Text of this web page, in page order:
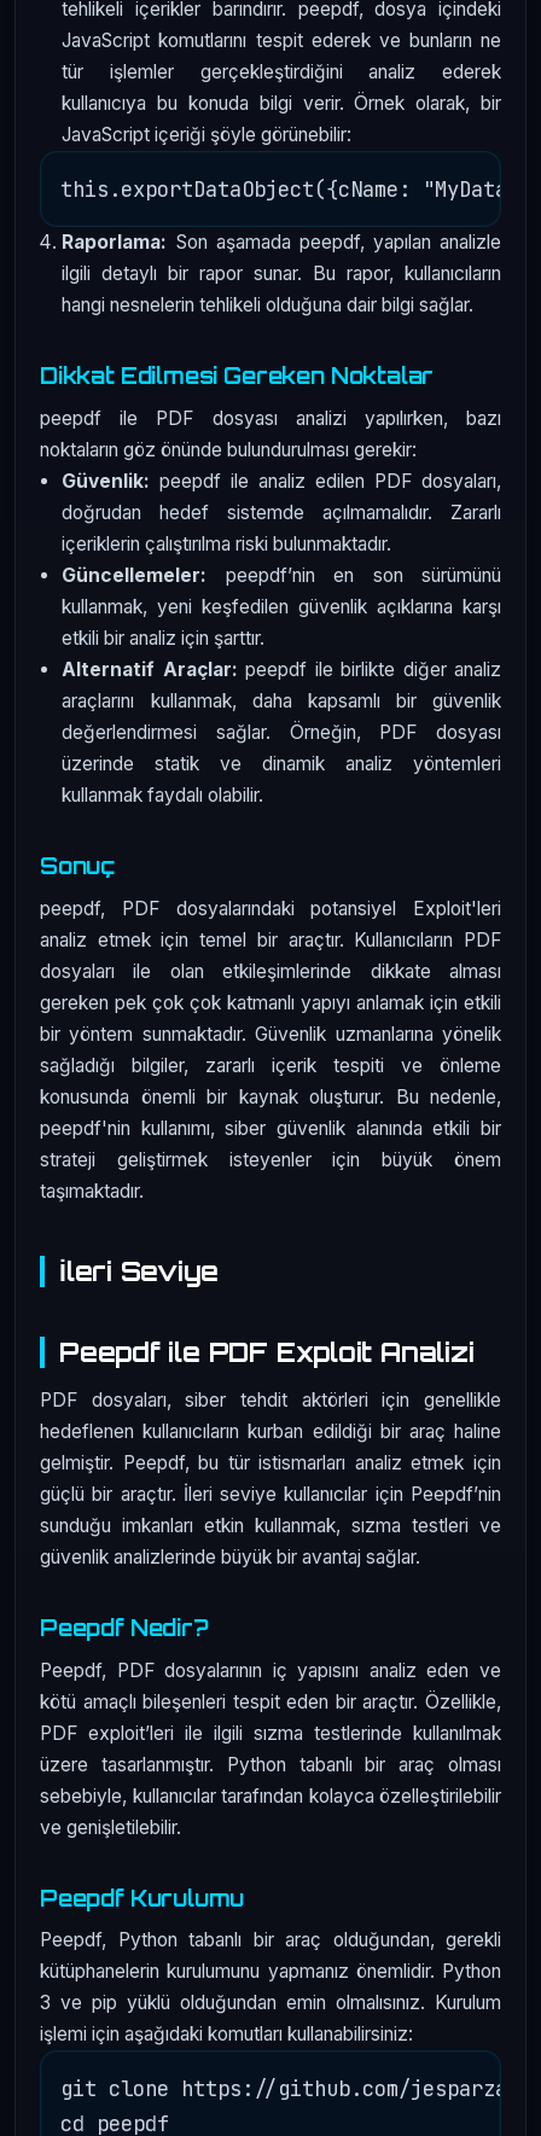
tehlikeli içerikler barındırır. peepdf, dosya içindeki
JavaScript komutlarını tespit ederek ve bunların ne
tür işlemler gerçekleştirdiğini analiz ederek
kullanıcıya bu konuda bilgi verir. Örnek olarak, bir
JavaScript içeriği şöyle görünebilir:
Raporlama: Son aşamada peepdf, yapılan analizle
ilgili detaylı bir rapor sunar. Bu rapor, kullanıcıların
hangi nesnelerin tehlikeli olduğuna dair bilgi sağlar.
Dikkat Edilmesi Gereken Noktalar
peepdf ile PDF dosyası analizi yapılırken, bazı
noktaların göz önünde bulundurulması gerekir:
Güvenlik: peepdf ile analiz edilen PDF dosyaları,
doğrudan hedef sistemde açılmamalıdır. Zararlı
içeriklerin çalıştırılma riski bulunmaktadır.
Güncellemeler: peepdf’nin en son sürümünü
kullanmak, yeni keşfedilen güvenlik açıklarına karşı
etkili bir analiz için şarttır.
Alternatif Araçlar: peepdf ile birlikte diğer analiz
araçlarını kullanmak, daha kapsamlı bir güvenlik
değerlendirmesi sağlar. Örneğin, PDF dosyası
üzerinde statik ve dinamik analiz yöntemleri
kullanmak faydalı olabilir.
Sonuç
peepdf, PDF dosyalarındaki potansiyel Exploit'leri
analiz etmek için temel bir araçtır. Kullanıcıların PDF
dosyaları ile olan etkileşimlerinde dikkate alması
gereken pek çok çok katmanlı yapıyı anlamak için etkili
bir yöntem sunmaktadır. Güvenlik uzmanlarına yönelik
sağladığı bilgiler, zararlı içerik tespiti ve önleme
konusunda önemli bir kaynak oluşturur. Bu nedenle,
peepdf'nin kullanımı, siber güvenlik alanında etkili bir
strateji geliştirmek isteyenler için büyük önem
taşımaktadır.
İleri Seviye
Peepdf ile PDF Exploit Analizi
PDF dosyaları, siber tehdit aktörleri için genellikle
hedeflenen kullanıcıların kurban edildiği bir araç haline
gelmiştir. Peepdf, bu tür istismarları analiz etmek için
güçlü bir araçtır. İleri seviye kullanıcılar için Peepdf’nin
sunduğu imkanları etkin kullanmak, sızma testleri ve
güvenlik analizlerinde büyük bir avantaj sağlar.
Peepdf Nedir?
Peepdf, PDF dosyalarının iç yapısını analiz eden ve
kötü amaçlı bileşenleri tespit eden bir araçtır. Özellikle,
PDF exploit’leri ile ilgili sızma testlerinde kullanılmak
üzere tasarlanmıştır. Python tabanlı bir araç olması
sebebiyle, kullanıcılar tarafından kolayca özelleştirilebilir
ve genişletilebilir.
Peepdf Kurulumu
Peepdf, Python tabanlı bir araç olduğundan, gerekli
kütüphanelerin kurulumunu yapmanız önemlidir. Python
3 ve pip yüklü olduğundan emin olmalısınız. Kurulum
işlemi için aşağıdaki komutları kullanabilirsiniz:
git clone https://github.com/jesparza/
cd peepdf